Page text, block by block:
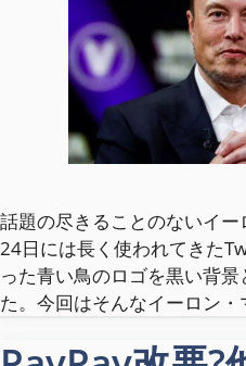
話題の尽きることのないイ
24日には長く使われてきた
った青い鳥のロゴを黒い背
た。今回はそんなイーロン・